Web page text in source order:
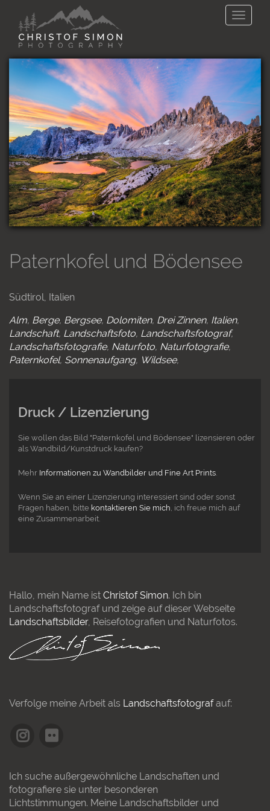
Toggle
Paternkofel und Bödensee
Südtirol, Italien
Alm Berge Bergsee Dolomiten Drei Zinnen Italien
Landschaft Landschaftsfoto Landschaftsfotograf
Landschaftsfotografie Naturfoto Naturfotografie
Paternkofel Sonnenaufgang Wildsee
Druck / Lizenzierung
Sie wollen das Bild "Paternkofel und Bödensee" lizensieren oder
als Wandbild/Kunstdruck kaufen?
Mehr Informationen zu Wandbilder und Fine Art Prints.
Wenn Sie an einer Lizenzierung interessiert sind oder sonst
Fragen haben, bitte kontaktieren Sie mich, ich freue mich auf
eine Zusammenarbeit.
Hallo, mein Name ist Christof Simon. Ich bin
Landschaftsfotograf und zeige auf dieser Webseite
Landschaftsbilder, Reisefotografien und Naturfotos.
Verfolge meine Arbeit als Landschaftsfotografauf:
Ich suche außergewöhnliche Landschaften und
fotografiere sie unter besonderen
Lichtstimmungen. Meine Landschaftsbilder und